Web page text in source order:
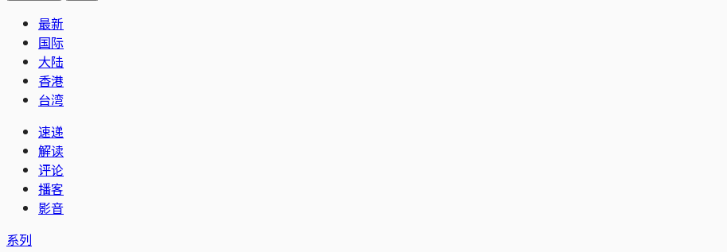
最新
国际
大陆
香港
台湾
速递
解读
评论
播客
影音
系列